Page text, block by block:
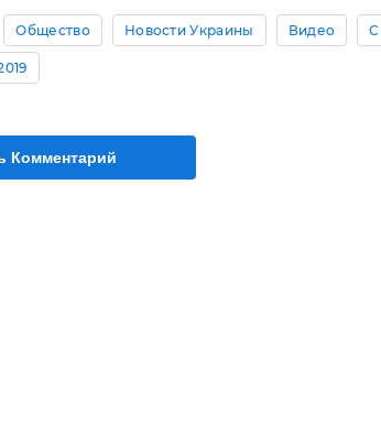
Общество Новости Украины Видео
Комментарий